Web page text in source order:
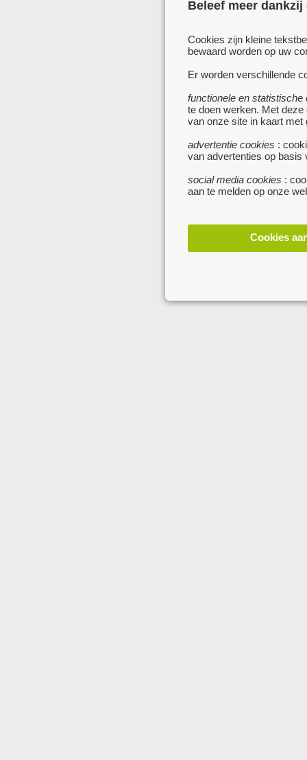
Beleef meer
Cookies zijn kleine
bewaard worden op uw
Er worden verschillende
functionele en statistische
te doen werken. Met
van onze site in kaart met
advertentie cookies :
van advertenties op basis
social media cookies :
aan te melden op onze
Cookies